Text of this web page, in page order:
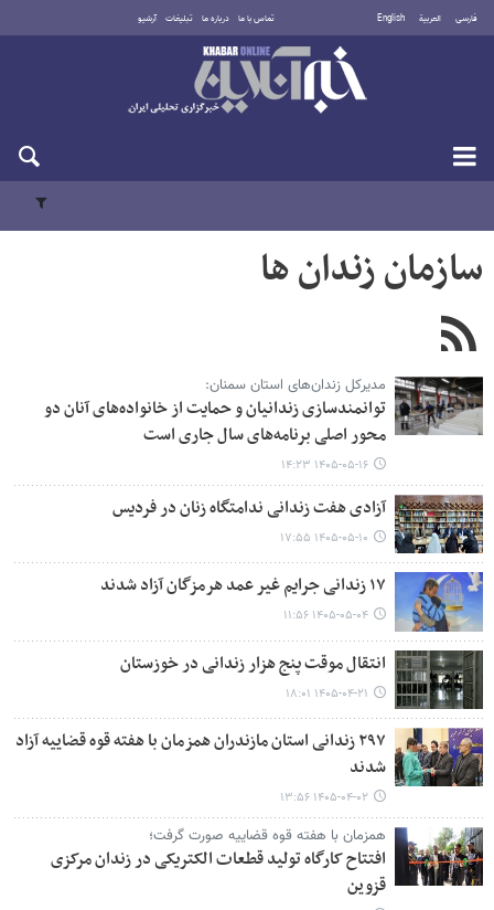
فارسی العربية English تماس با ما درباره ما تبلیغات آرشیو
شنبه ۱۷ مرداد ۱۴۰۵
سازمان زندان ها
مدیرکل زندان‌های استان سمنان:
توانمندسازی زندانیان و حمایت از خانواده‌های آنان دو
محور اصلی برنامه‌های سال جاری است
۱۴۰۵-۰۵-۱۶ ۱۴:۲۳
آزادی هفت زندانی ندامتگاه زنان در فردیس
۱۴۰۵-۰۵-۱۰ ۱۷:۵۵
۱۷ زندانی جرایم غیر عمد هرمزگان آزاد شدند
۱۴۰۵-۰۵-۰۴ ۱۱:۵۶
انتقال موقت پنج هزار زندانی در خوزستان
۱۴۰۵-۰۴-۲۱ ۱۸:۰۱
۲۹۷ زندانی استان مازندران همزمان با هفته قوه قضاییه آزاد
شدند
۱۴۰۵-۰۴-۰۲ ۱۳:۵۶
همزمان با هفته قوه قضاییه صورت گرفت؛
افتتاح کارگاه تولید قطعات الکتریکی در زندان مرکزی
قزوین